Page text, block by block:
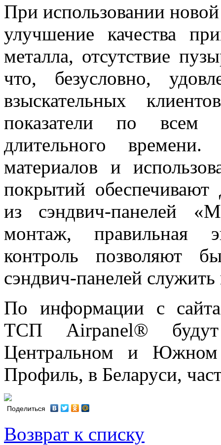
При использовании
улучшение качества
металла, отсутствие
что, безусловно,
взыскательных
показатели по всем
длительного
материалов и
покрытий обеспечивают
из сэндвич-панелей
монтаж, правильная
контроль позволяют
сэндвич-панелей служить
По информации с сайта
ТСП Airpanel®
Центральном и Южном
Профиль, в Беларуси,
Поделиться
Возврат к списку